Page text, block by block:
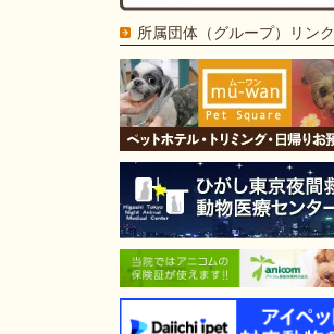
所属団体（グループ）リンク